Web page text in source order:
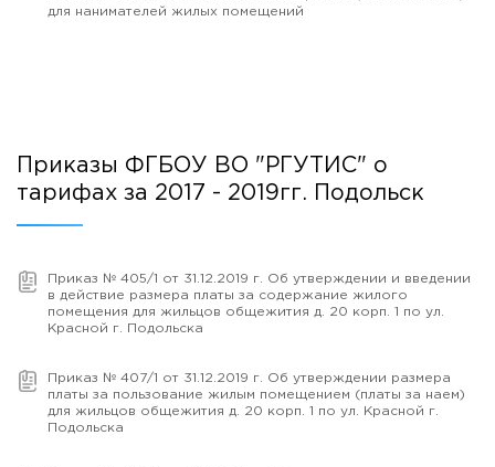
для нанимателей жилых помещений
Приказы ФГБОУ ВО "РГУТИС" о
тарифах за 2017 - 2019гг. Подольск
Приказ № 405/1 от 31.12.2019 г. Об утверждении и введении
в действие размера платы за содержание жилого
помещения для жильцов общежития д. 20 корп. 1 по ул.
Красной г. Подольска
Приказ № 407/1 от 31.12.2019 г. Об утверждении размера
платы за пользование жилым помещением (платы за наем)
для жильцов общежития д. 20 корп. 1 по ул. Красной г.
Подольска